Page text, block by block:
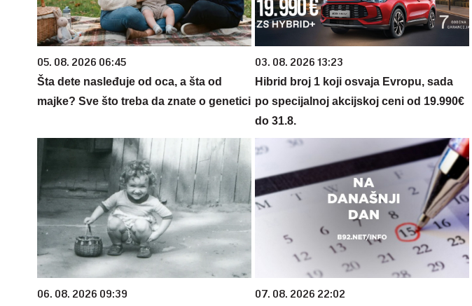
05. 08. 2026 06:45
Šta dete nasleđuje od oca, a šta od
majke? Sve što treba da znate o genetici
03. 08. 2026 13:23
Hibrid broj 1 koji osvaja Evropu, sada
po specijalnoj akcijskoj ceni od 19.990€
do 31.8.
06. 08. 2026 09:39 07. 08. 2026 22:02